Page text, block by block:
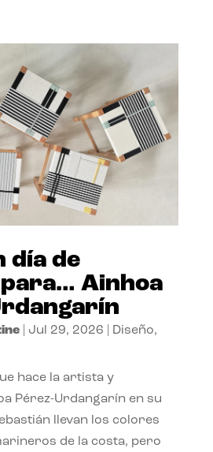
día de
Ainhoa
| Jul 29, 2026 Diseño,
hace la artista y
Pérez-Urdangarín en su
llevan los colores
de la costa, pero